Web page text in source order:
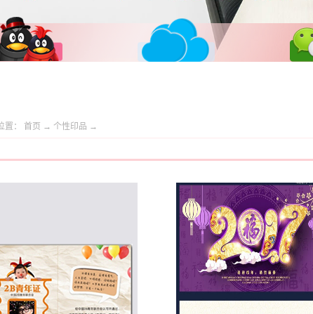
： 首页 → 个性印品 →